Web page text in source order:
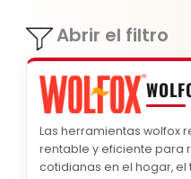
Abrir el filtro
Las herramientas wolfox
rentable y eficiente para
cotidianas en el hogar, el